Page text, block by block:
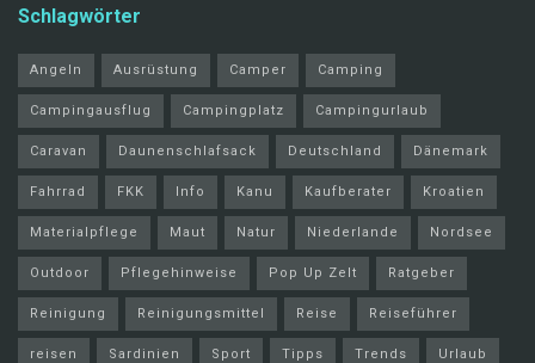
Schlagwörter
Angeln Ausrüstung Camper Camping
Campingausflug Campingplatz Campingurlaub
Caravan Daunenschlafsack Deutschland Dänemark
Fahrrad FKK Info Kanu Kaufberater Kroatien
Materialpflege Maut Natur Niederlande Nordsee
Outdoor Pflegehinweise Pop Up Zelt Ratgeber
Reinigung Reinigungsmittel Reise Reiseführer
reisen Sardinien Sport Tipps Trends Urlaub